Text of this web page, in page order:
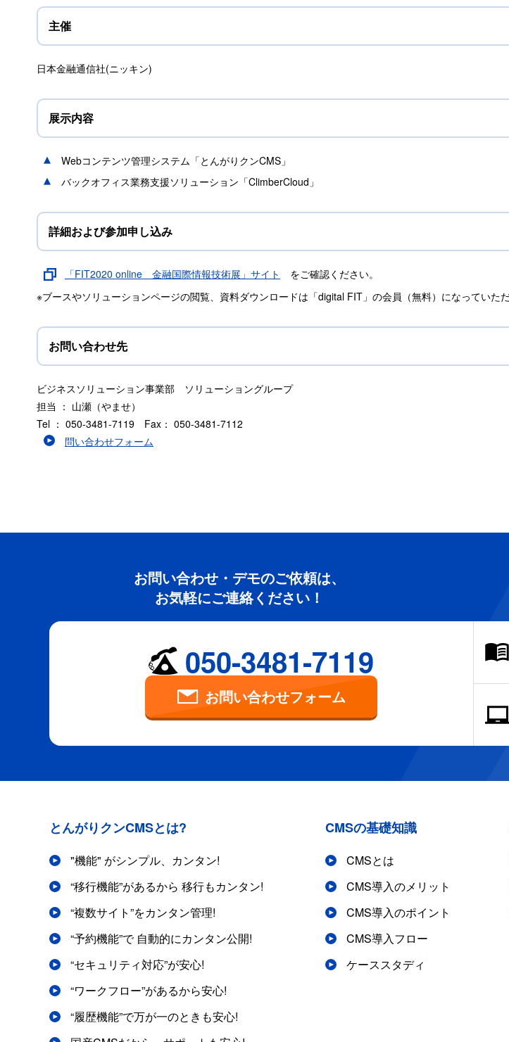
主催
日本金融通信社(ニッキン)
展示内容
Webコンテンツ管理システム「とんがりクンCMS」
バックオフィス業務支援ソリューション「ClimberCloud」
詳細および参加申し込み
「FIT2020 online 金融国際情報技術展」サイト
をご確認ください。
※ブースやソリューションページの閲覧、資料ダウンロードは「digital FIT」の会員（無料）になっていた
お問い合わせ先
ビジネスソリューション事業部 ソリューショングループ
担当 ： 山瀬（やませ）
Tel ： 050-3481-7119 Fax： 050-3481-7112
問い合わせフォーム
お問い合わせ・デモのご依頼は、
お気軽にご連絡ください！
050-3481-7119
お問い合わせフォーム
とんがりクンCMSとは?
"機能" がシンプル、カンタン!
“移行機能”があるから 移行もカンタン!
“複数サイト”をカンタン管理!
“予約機能”で 自動的にカンタン公開!
“セキュリティ対応”が安心!
“ワークフロー”があるから安心!
“履歴機能”で万が一のときも安心!
CMSの基礎知識
CMSとは
CMS導入のメリット
CMS導入のポイント
CMS導入フロー
ケーススタディ